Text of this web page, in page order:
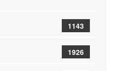
1143
1926